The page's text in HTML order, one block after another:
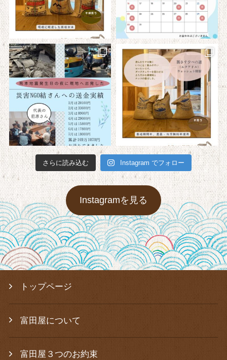
さらに読み込む Instagram でフォロー
Instagramを見る
トップページ
富田屋について
富田屋３つのお約束